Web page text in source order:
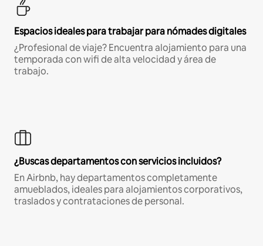
Espacios ideales para trabajar para nómades digitales
¿Profesional de viaje? Encuentra alojamiento para una
temporada con wifi de alta velocidad y área de
trabajo.
¿Buscas departamentos con servicios incluidos?
En Airbnb, hay departamentos completamente
amueblados, ideales para alojamientos corporativos,
traslados y contrataciones de personal.